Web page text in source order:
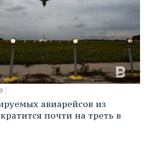
авиарейсов из
почти на треть в